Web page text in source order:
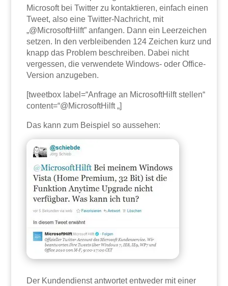
Microsoft bei Twitter zu kontaktieren, einfach einen
Tweet, also eine Twitter-Nachricht, mit
„@MicrosoftHilft” anfangen. Dann ein Leerzeichen
setzen. In den verbleibenden 124 Zeichen kurz und
knapp das Problem beschreiben. Dabei nicht
vergessen, die verwendete Windows- oder Office-
Version anzugeben.
[tweetbox label=“Anfrage an MicrosoftHilft stellen“
content=“@MicrosoftHilft „]
Das kann zum Beispiel so aussehen:
Der Kundendienst antwortet entweder mit einer